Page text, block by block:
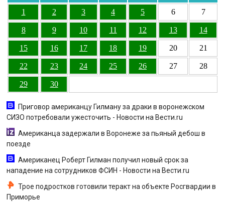
1
2 3 4 5 6 7
8 9 10 11 12 13 14
15 16 17 18 19 20 21
22 23 24 25 26 27 28
29 30
Приговор американцу Гилману за драки в воронежском
СИЗО потребовали ужесточить - Новости на Вести.ru
Американца задержали в Воронеже за пьяный дебош в
поезде
Американец Роберт Гилман получил новый срок за
нападение на сотрудников ФСИН - Новости на Вести.ru
Трое подростков готовили теракт на объекте Росгвардии в
Приморье